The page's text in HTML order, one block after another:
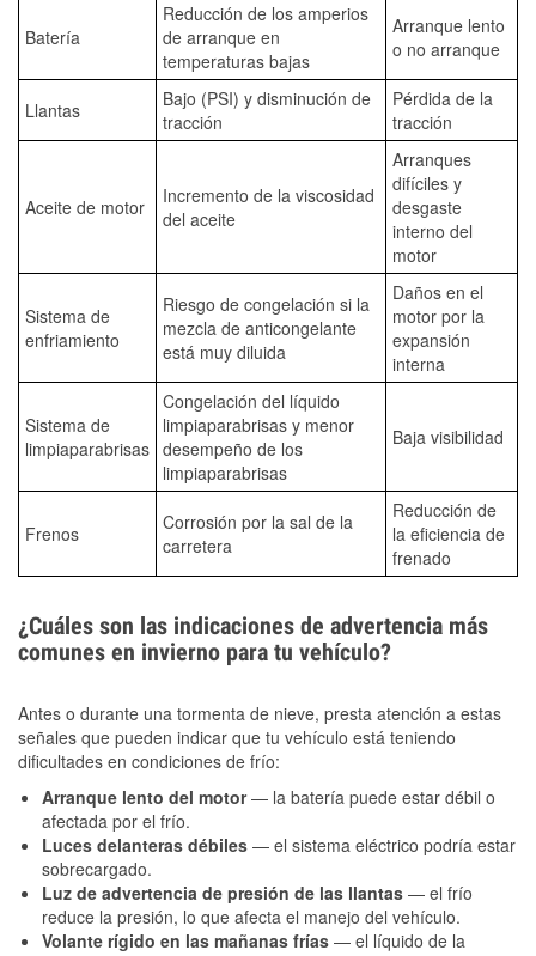
Batería
Reducción de los amperios
de arranque en
temperaturas bajas
Arranque lento
o no arranque
Llantas
Bajo (PSI) y disminución de
tracción
Pérdida de la
tracción
Aceite de motor
Incremento de la viscosidad
del aceite
Arranques
difíciles y
desgaste
interno del
motor
Sistema de
enfriamiento
Riesgo de congelación si la
mezcla de anticongelante
está muy diluida
Daños en el
motor por la
expansión
interna
Sistema de
limpiaparabrisas
Congelación del líquido
limpiaparabrisas y menor
desempeño de los
limpiaparabrisas
Baja visibilidad
Frenos
Corrosión por la sal de la
carretera
Reducción de
la eficiencia de
frenado
¿Cuáles son las indicaciones de advertencia más
comunes en invierno para tu vehículo?
Antes o durante una tormenta de nieve, presta atención a estas
señales que pueden indicar que tu vehículo está teniendo
dificultades en condiciones de frío:
Arranque lento del motor— la batería puede estar débil o
afectada por el frío.
Luces delanteras débiles — el sistema eléctrico podría estar
sobrecargado.
Luz de advertencia de presión de las llantas — el frío
reduce la presión, lo que afecta el manejo del vehículo.
Volante rígido en las mañanas frías — el líquido de la